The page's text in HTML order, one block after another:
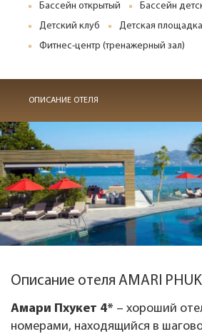
Бассейн открытый
Бассейн
Детский клуб
Детская площадка
Фитнес-центр (тренажерный зал)
ОПИСАНИЕ ОТЕЛЯ
Описание отеля AMARI
Амари Пхукет 4* – хороший
номерами, находящийся в